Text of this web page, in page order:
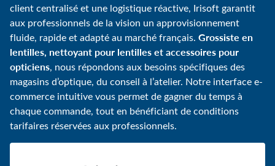
client centralisé et une logistique réactive, Irisoft garantit
aux professionnels de la vision un approvisionnement
fluide, rapide et adapté au marché français. Grossiste en
lentilles, nettoyant pour lentilles et accessoires pour
opticiens, nous répondons aux besoins spécifiques des
magasins d’optique, du conseil à l’atelier. Notre interface e-
commerce intuitive vous permet de gagner du temps à
chaque commande, tout en bénéficiant de conditions
tarifaires réservées aux professionnels.